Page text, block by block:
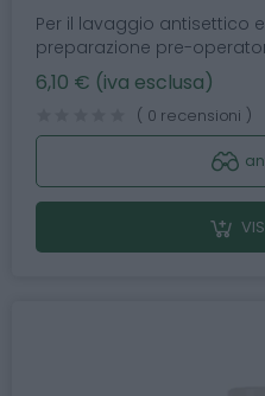
Per il lavaggio antisettico
preparazione pre-
6,10 € (iva esclusa)
( 0 recensioni )